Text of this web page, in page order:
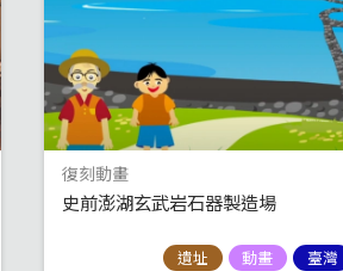
復刻動畫
史前澎湖玄武岩石器製造場
遺址 動畫 臺灣